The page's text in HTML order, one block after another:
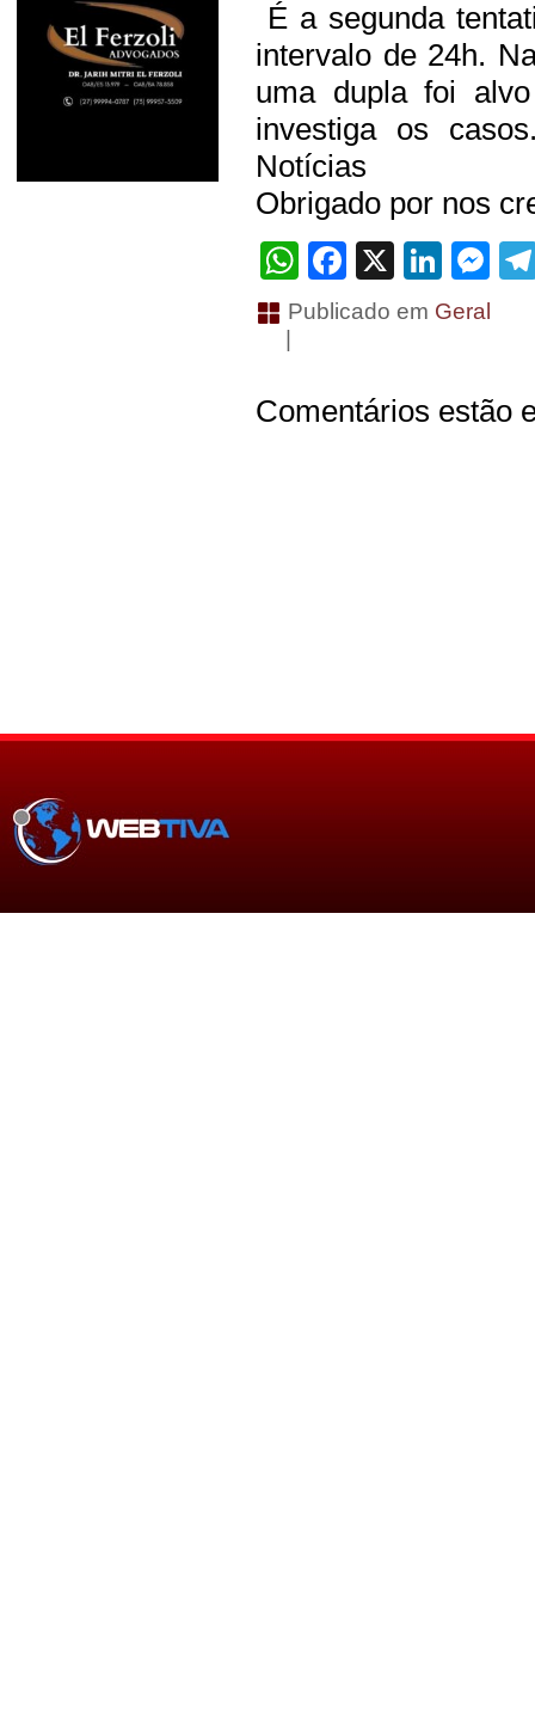
É a segunda
intervalo de 24h.
uma dupla foi
investiga os
Notícias
Obrigado por nos
WhatsApp
Facebook
X
Publicado em Geral
Comentários estão